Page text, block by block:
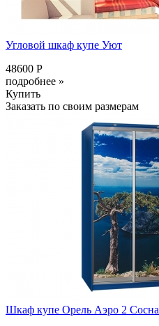
Угловой шкаф купе Уют
48600 Р
подробнее »
Купить
Заказать по своим размерам
Шкаф купе Орель Аэро 2 Сосна